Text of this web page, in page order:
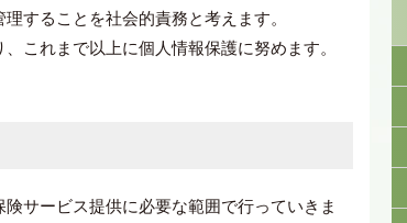
することを社会的責務と考えます。
これまで以上に個人情報保護に努めます。
サービス提供に必要な範囲で行っていきま